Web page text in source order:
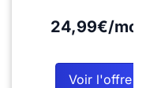
24,99€/
Voir l'offre